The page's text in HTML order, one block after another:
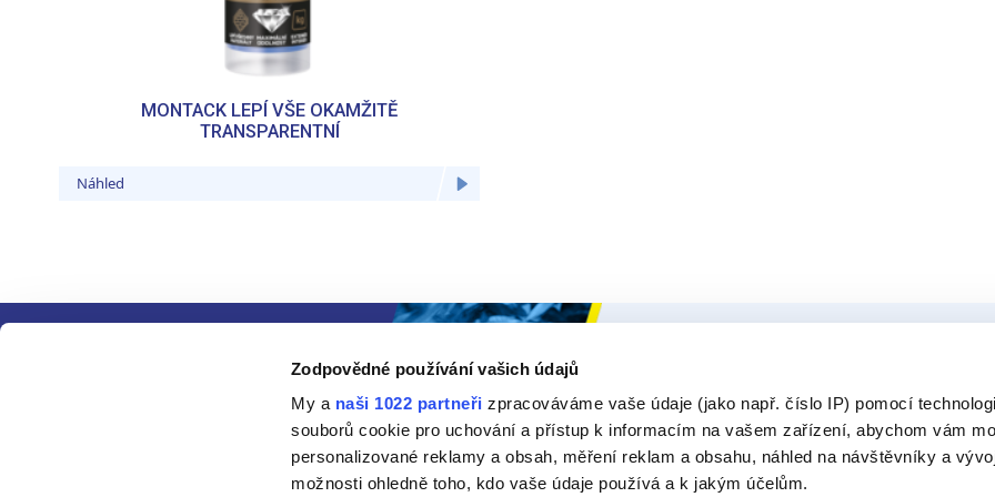
Zodpovědné používání vašich údajů
My a naši 1022 partneři zpracováváme vaše údaje (jako např. číslo IP) pomocí
souborů cookie pro uchování a přístup k informacím na vašem zařízení, abychom vám
personalizované reklamy a obsah, měření reklam a obsahu, náhled na návštěvníky a
možnosti ohledně toho, kdo vaše údaje používá a k jakým účelům.
MONTACK LEPÍ VŠE OKAMŽITĚ
TRANSPARENTNÍ
Náhled
O Značce Ceys
Tipy a triky
Vyrob si sám
E-rádce